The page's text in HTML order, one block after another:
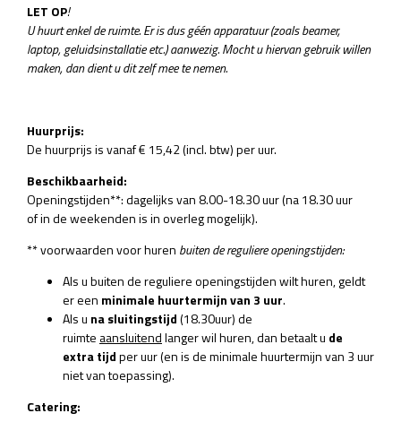
LET OP!
U huurt enkel de ruimte. Er is dus géén apparatuur (zoals beamer,
laptop, geluidsinstallatie etc.) aanwezig. Mocht u hiervan gebruik willen
maken, dan dient u dit zelf mee te nemen.
Huurprijs:
De huurprijs is vanaf € 15,42 (incl. btw) per uur.
Beschikbaarheid:
Openingstijden**: dagelijks van 8.00-18.30 uur (na 18.30 uur
of in de weekenden is in overleg mogelijk).
** voorwaarden voor huren buiten de reguliere openingstijden:
Als u buiten de reguliere openingstijden wilt huren, geldt
er een minimale huurtermijn van 3 uur.
Als u na sluitingstijd(18.30uur) de
ruimte aansluitendlanger wil huren, dan betaalt u de
extra tijdper uur (en is de minimale huurtermijn van 3 uur
niet van toepassing).
Catering: